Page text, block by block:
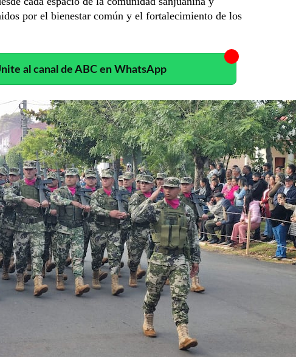
por el bienestar común y el fortalecimiento de los
al canal de ABC en WhatsApp